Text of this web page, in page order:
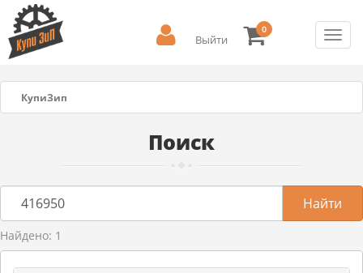
Выйти
0
КупиЗип
Поиск
Найдено: 1